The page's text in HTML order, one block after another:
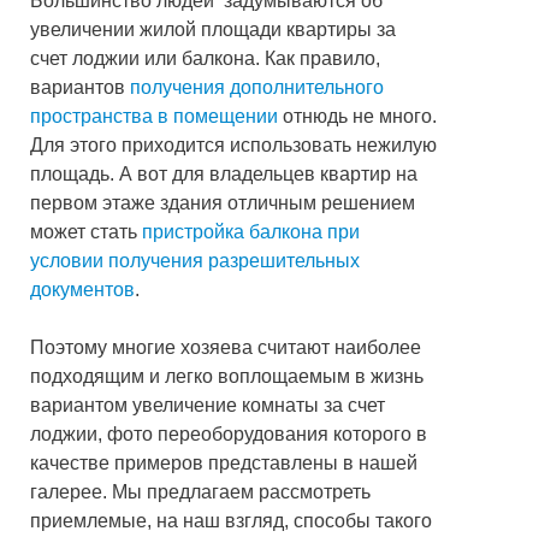
увеличении жилой площади квартиры за
счет лоджии или балкона. Как правило,
вариантов получения дополнительного
пространства в помещении отнюдь не много.
Для этого приходится использовать нежилую
площадь. А вот для владельцев квартир на
первом этаже здания отличным решением
может стать пристройка балкона при
условии получения разрешительных
документов.
Поэтому многие хозяева считают наиболее
подходящим и легко воплощаемым в жизнь
вариантом увеличение комнаты за счет
лоджии, фото переоборудования которого в
качестве примеров представлены в нашей
галерее. Мы предлагаем рассмотреть
приемлемые, на наш взгляд, способы такого